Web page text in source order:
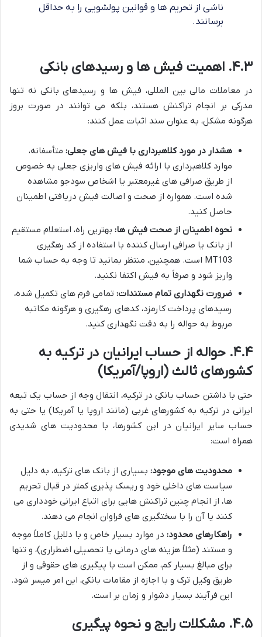
ناشی از تحریم ها و قوانین پولشویی را به حداقل
برسانند.
۴.۳. اهمیت فیش ها و رسیدهای بانکی
در معاملات مالی بین المللی، فیش ها و رسیدهای بانکی نه تنها
مدرکی بر انجام تراکنش هستند، بلکه می توانند در صورت بروز
هرگونه مشکل، به عنوان سند اثبات عمل کنند:
هشدار در مورد کلاهبرداری با فیش های جعلی: متأسفانه،
موارد کلاهبرداری با ارائه فیش های واریزی جعلی به خصوص
از طریق صرافی های غیرمعتبر یا اشخاص سودجو مشاهده
شده است. همواره از صحت و اصالت فیش دریافتی اطمینان
حاصل کنید.
نحوه اطمینان از صحت فیش ها: بهترین راه، استعلام مستقیم
از بانک یا صرافی ارسال کننده با استفاده از کد رهگیری
MT103 است. همچنین، منتظر بمانید تا وجه به حساب شما
واریز شود و صرفاً به فیش اکتفا نکنید.
ضرورت نگهداری تمام مستندات: تمامی فرم های تکمیل شده،
رسیدهای پرداخت کارمزد، کدهای رهگیری و هرگونه مکاتبه
مربوط به حواله را به دقت نگهداری کنید.
۴.۴. حواله از حساب ایرانیان در ترکیه به
کشورهای ثالث (اروپا/آمریکا)
حتی با داشتن حساب بانکی در ترکیه، انتقال وجه از حساب یک تبعه
ایرانی در ترکیه به کشورهای غربی (مانند اروپا یا آمریکا) یا حتی به
حساب سایر ایرانیان در این کشورها، با محدودیت های شدیدی
همراه است:
محدودیت های موجود: بسیاری از بانک های ترکیه، به دلیل
سیاست های داخلی خود و ریسک پذیری کمتر در قبال تحریم
ها، از انجام چنین تراکنش هایی برای اتباع ایرانی خودداری می
کنند یا آن را با سختگیری های فراوان انجام می دهند.
راهکارهای محدود: در موارد بسیار خاص و با دلایل کاملاً موجه
و مستند (مثلاً هزینه های درمانی یا تحصیلی اضطراری)، و تنها
برای مبالغ بسیار کم، ممکن است با پیگیری های حقوقی و از
طریق وکیل ترک و با اجازه از مقامات بانکی، این امر میسر شود.
این فرآیند بسیار دشوار و زمان بر است.
۴.۵. مشکلات رایج و نحوه پیگیری